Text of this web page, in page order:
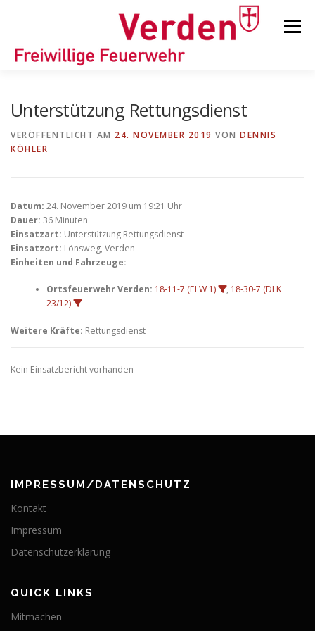
Menü
ORTSFEUERWEHREN
KINDER-/JUGENDFEUERWEHR
Unterstützung Rettungsdienst
VERÖFFENTLICHT AM 24. NOVEMBER 2019 VON DENNIS
KÖHLER
Datum: 24. November 2019 um 19:21 Uhr
Dauer: 36 Minuten
Einsatzart: Unterstützung Rettungsdienst
Einsatzort: Lönsweg, Verden
Einheiten und Fahrzeuge:
Ortsfeuerwehr Verden: 18-11-7 (ELW 1) , 18-30-7 (DLK
23/12)
Weitere Kräfte: Rettungsdienst
Kein Einsatzbericht vorhanden
IMPRESSUM/DATENSCHUTZ
Kontakt
Impressum
Datenschutzerklärung
QUICK LINKS
Mitmachen